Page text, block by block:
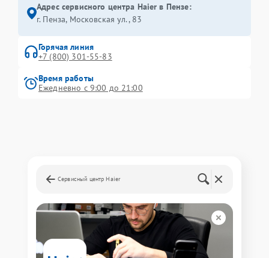
Адрес сервисного центра Haier в Пензе:
г. Пенза, Московская ул., 83
Горячая линия
+7 (800) 301-55-83
Время работы
Ежедневно с 9:00 до 21:00
Сервисный центр Haier